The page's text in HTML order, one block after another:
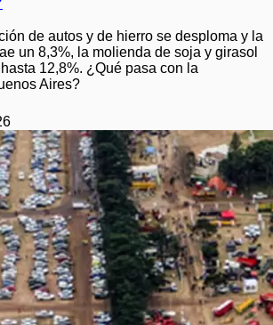
de autos y de hierro se desploma y la
un 8,3%, la molienda de soja y girasol
12,8%. ¿Qué pasa con la
Aires?